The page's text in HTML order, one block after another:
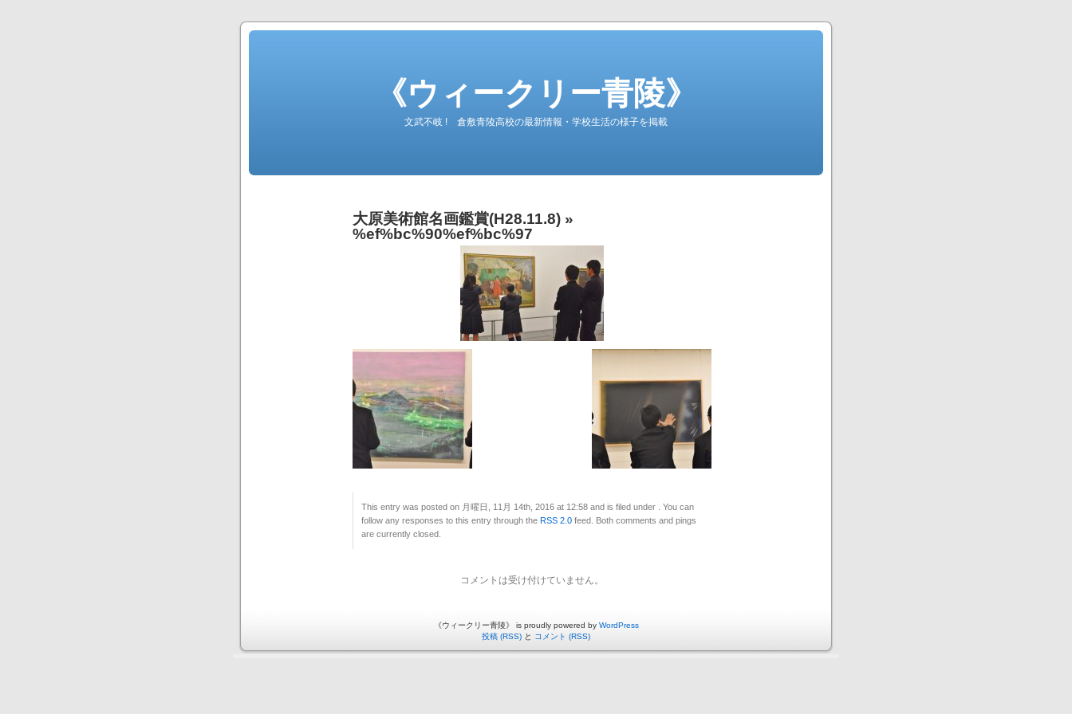
《ウィークリー青陵》
文武不岐 ! 倉敷青陵高校の最新情報・学校生活の様子を掲載
大原美術館名画鑑賞(H28.11.8) »
%ef%bc%90%ef%bc%97
This entry was posted on 月曜日, 11月 14th, 2016 at 12:58 and is filed under . You can
follow any responses to this entry through the RSS 2.0 feed. Both comments and pings
are currently closed.
コメントは受け付けていません。
《ウィークリー青陵》 is proudly powered by WordPress
投稿 (RSS) と コメント (RSS)